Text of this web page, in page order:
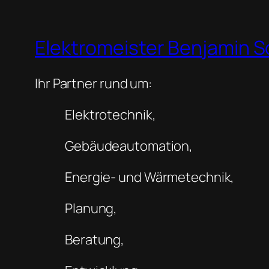
Elektromeister Benjamin
Ihr Partner rund um:
Elektrotechnik,
Gebäudeautomation,
Energie- und Wärmetechnik,
Planung,
Beratung,